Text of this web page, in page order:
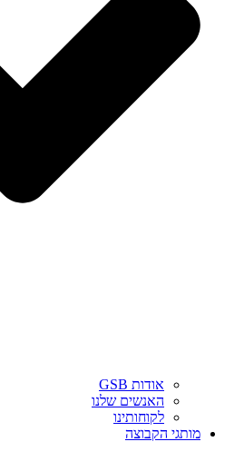
אודות GSB
האנשים שלנו
לקוחותינו
מותגי הקבוצה